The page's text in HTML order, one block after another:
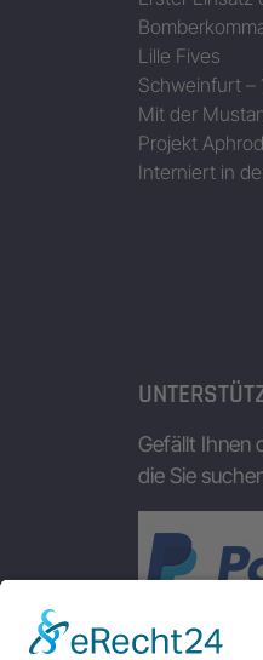
Lille Fives
Schweinfurt –
Mit der
Projekt
Interniert in
Gefällt Ihnen
die Sie